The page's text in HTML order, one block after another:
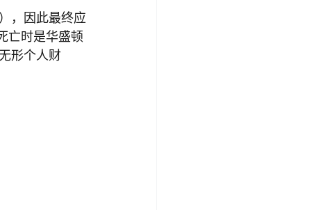
，因此最终应
亡时是华盛顿
形个人财